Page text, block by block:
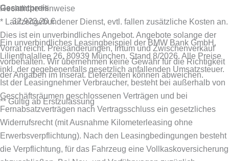
Rechtliche Hinweise
* Laufzeitgebundener Dienst, evtl. fallen zusätzliche Kosten an.
Dies ist ein unverbindliches Angebot. Angebote solange der
Vorrat reicht. Preisänderungen, Irrtum und Zwischenverkauf
vorbehalten. Wir übernehmen keine Gewähr für die Richtigkeit
der Angaben im Inserat. Lieferzeiten können abweichen.
** Gültig ab Erstzulassung
Gesamtpreis
32.923,20 €
Ein unverbindliches Leasingbeispiel der BMW Bank GmbH,
Lilienthalallee 26, 80939 München. Stand 8/2026. Alle Preise
inkl. der gegebenenfalls gesetzlich anfallenden Umsatzsteuer.
Ist der Leasingnehmer Verbraucher, besteht bei außerhalb von
Geschäftsräumen geschlossenen Verträgen und bei
Fernabsatzverträgen nach Vertragsschluss ein gesetzliches
Widerrufsrecht (mit Ausnahme Kilometerleasing ohne
Erwerbsverpflichtung). Nach den Leasingbedingungen besteht
die Verpflichtung, für das Fahrzeug eine Vollkaskoversicherung